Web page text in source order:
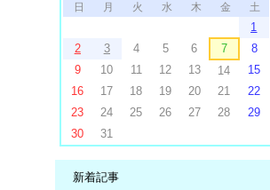
日
月 火 水 木 金 土
1
2
3 4 5 6 7
8
9
10 11 12 13 14
15
16
17 18 19 20 21
22
23
24 25 26 27 28
29
30
31
新着記事